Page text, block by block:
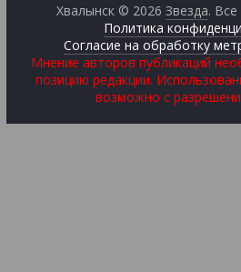
Хвалынск © 2026Звезда.
Политика
Согласие на обработку
Мнение авторов публикаций
позицию редакции.
возможно с